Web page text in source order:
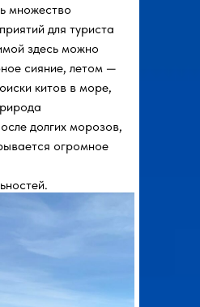
множество
для туриста
здесь можно
сияние, летом —
китов в море,
долгих морозов,
огромное